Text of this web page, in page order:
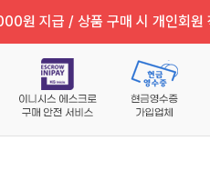
원 지급 / 상품 구매 시 개인회